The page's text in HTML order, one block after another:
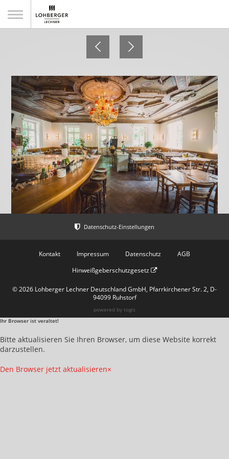
Zum Ferdinand
Kontakt Impressum Datenschutz
AGB
Hinweißgeberschutzgesetz
© 2026 Lohberger Lechner Deutschland GmbH, Pfarrkirchener Str. 2, D-
94099 Ruhstorf
powered by togis
Ihr Browser ist veraltet!
Bitte aktualisieren Sie Ihren Browser, um diese Website korrekt
darzustellen.
Den Browser jetzt aktualisieren×